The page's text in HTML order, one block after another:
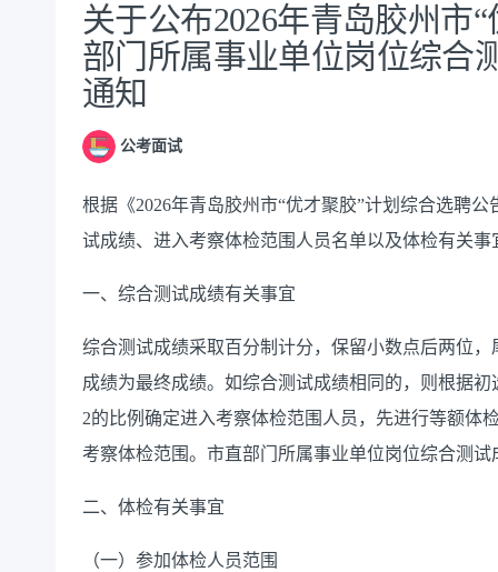
公告正文
关于公布2026年青岛胶州市
部门所属事业单位岗位综合
通知
公考面试
根据《2026年青岛胶州市“优才聚胶”计划综合选聘公
试成绩、进入考察体检范围人员名单以及体检有关事
一、综合测试成绩有关事宜
综合测试成绩采取百分制计分，保留小数点后两位
成绩为最终成绩。如综合测试成绩相同的，则根据
2的比例确定进入考察体检范围人员，先进行等额体
考察体检范围。 市直部门所属事业单位岗位综合测试
二、体检有关事宜
（一）参加体检人员范围